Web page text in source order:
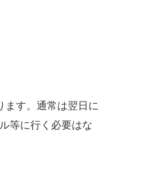
ます。通常は翌日に
等に行く必要はな